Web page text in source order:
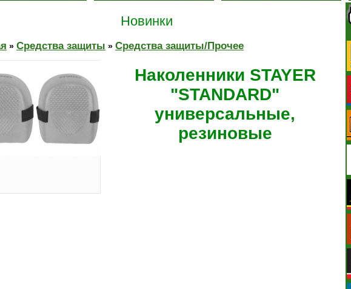
Новинки
» Средства защиты » Средства защиты/Прочее
Наколенники STAYER
"STANDARD"
универсальные,
резиновые